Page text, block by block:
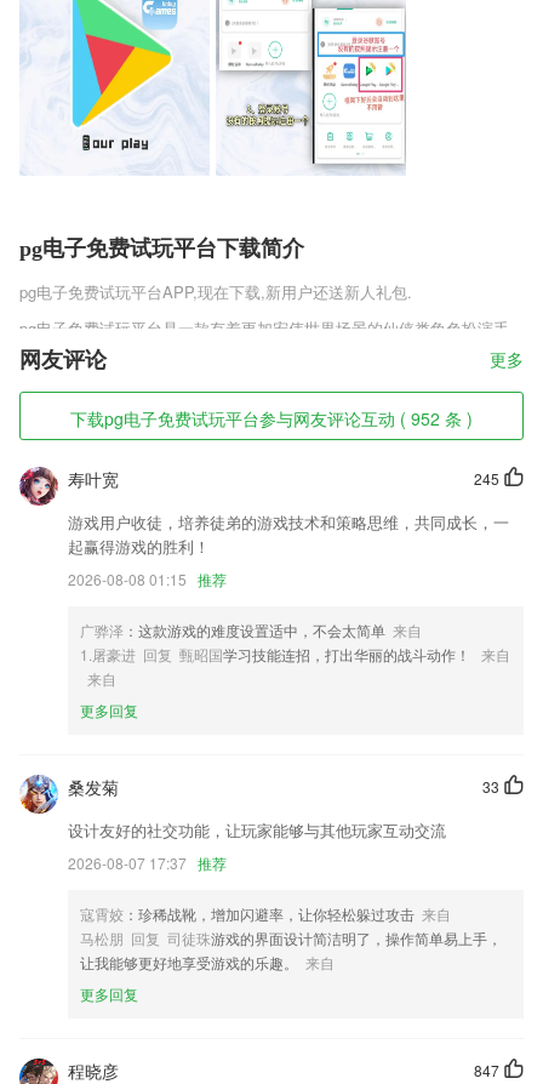
pg电子免费试玩平台下载简介
pg电子免费试玩平台APP,现在下载,新用户还送新人礼包.
pg电子免费试玩平台是一款有着更加宏伟世界场景的仙侠类角色扮演手
机游戏，传承大量的仙侠设定，利用角色之间的剧情和战斗带来更多非比
寻常的剧情。仙门的恩怨和角色的情仇将会是游戏的主基调，这些故事都
可以在主线副本中探索，帮助玩家深入的去体验剑舞云崖的世界。
pg电子免费试玩平台软件特色
1,一键转发朋友圈视频
2,有了它2265用户就能轻松对手机中的应用软件进行风险评估；
3,根据华师大早教专家团多年教学经验，每日循序渐进难度阶梯螺旋上
升，为2~8岁学前儿童数学启蒙编排的系列心算课程。
5,遵循教师资格考试大纲，根据大纲内容精心安排备考课程，课程有实时
字幕，即使你是零基础基于2265学生，您可以快速进入学习状态并掌握
pg电子免费试玩平台软件优势
1.轻松了解到个人学习情况，让更多有学历提升需求的朋友能够专注学习
自考知识。
2.·在家随时随地都可以进行学习，爸妈再也不用担心学习辅导的问题
3.口语实时学习，与更多用户进行线上测评和学习。
4.按试题类型分类练习。
5.以精、细、准、严的鉴证标准，全方位多角度鉴证导师
会计课堂。
网友评论 更多
下载pg电子免费试玩平台参与网友评论互动 ( 952 条 )
245
寿叶宽
游戏用户收徒，培养徒弟的游戏技术和策略思维，共同成长，一
起赢得游戏的胜利！
2026-08-08 01:15 推荐
广骅泽 ：这款游戏的难度设置适中，不会太简单 来自
1.屠豪进 回复 甄昭国学习技能连招，打出华丽的战斗动作！
来自
来自
更多回复
33
桑发菊
设计友好的社交功能，让玩家能够与其他玩家互动交流
2026-08-07 17:37 推荐
寇霄姣 ：珍稀战靴，增加闪避率，让你轻松躲过攻击 来自
马松朋 回复 司徒珠游戏的界面设计简洁明了，操作简单易上手，
让我能够更好地享受游戏的乐趣。
来自
更多回复
847
程晓彦